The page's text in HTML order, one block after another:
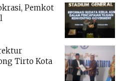
Pemkot
Tirto Kota